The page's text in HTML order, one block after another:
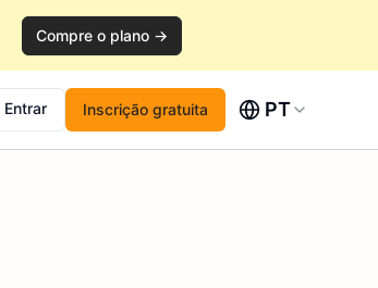
Compre o plano →
Entrar Inscrição gratuita PT